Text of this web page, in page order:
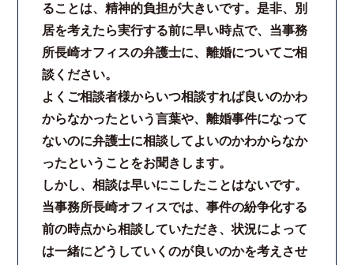
ることは、精神的負担が大きいです。是非、別
居を考えたら実行する前に早い時点で、当事務
所長崎オフィスの弁護士に、離婚についてご相
談ください。
よくご相談者様からいつ相談すれば良いのかわ
からなかったという言葉や、離婚事件になって
ないのに弁護士に相談してよいのかわからなか
ったということをお聞きします。
しかし、相談は早いにこしたことはないです。
当事務所長崎オフィスでは、事件の紛争化する
前の時点から相談していただき、状況によって
は一緒にどうしていくのが良いのかを考えさせ